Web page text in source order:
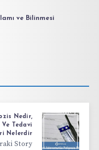
ve Bilinmesi
Nedir,
Tedavi
Nelerdir
Story